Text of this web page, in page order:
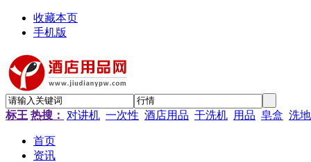
收藏本页
手机版
标王 热搜： 对讲机 一次性 酒店用品 干洗机 用品 皂盒 洗
首页
资讯